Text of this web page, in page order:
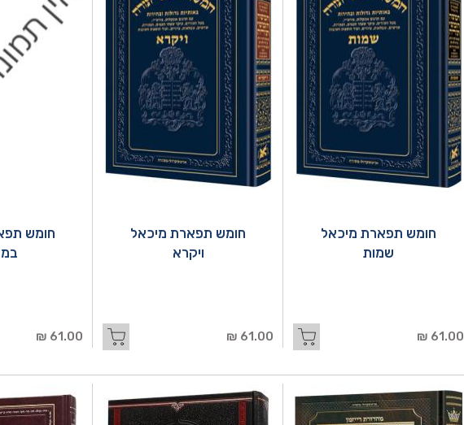
חומש תפארת מיכאל
שמות
61.00 ₪
חומש תפארת מיכאל
ויקרא
61.00 ₪
חומש
61.00 ₪